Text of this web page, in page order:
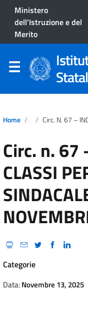
Ministero
dell'Istruzione e del
Merito
Home Circ. N. 67 – INGRESSO CLASSI PER
Circ. n. 67
CLASSI
Categorie
Data:Novembre 13, 2025